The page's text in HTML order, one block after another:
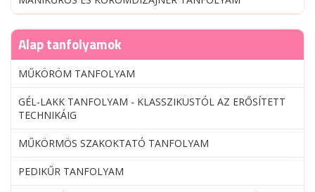
Alap tanfolyamok
MŰKÖRÖM TANFOLYAM
GÉL-LAKK TANFOLYAM - KLASSZIKUSTÓL AZ ERŐSÍTETT
TECHNIKÁIG
MŰKÖRMÖS SZAKOKTATÓ TANFOLYAM
PEDIKŰR TANFOLYAM